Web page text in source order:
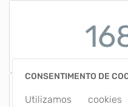
CONSENTIMENTO DE
Utilizamos